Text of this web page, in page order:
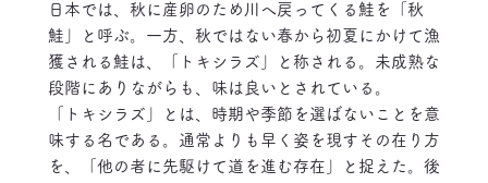
日本では、秋に産卵のため川へ戻ってくる鮭を「秋
鮭」と呼ぶ。一方、秋ではない春から初夏にかけて漁
獲される鮭は、「トキシラズ」と称される。未成熟な
段階にありながらも、味は良いとされている。
「トキシラズ」とは、時期や季節を選ばないことを意
味する名である。通常よりも早く姿を現すその在り方
を、「他の者に先駆けて道を進む存在」と捉えた。後